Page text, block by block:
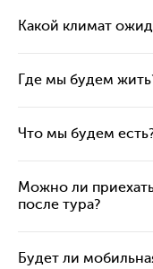
Какой климат
Где мы будем
Что мы будем
Можно ли
после тура?
Будет ли